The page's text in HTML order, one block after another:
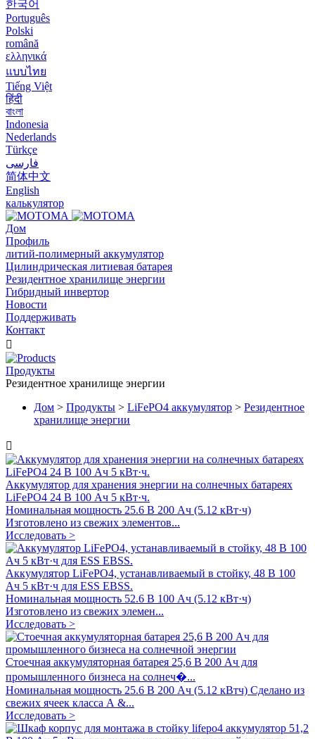
한국어
Português
Polski
română
ελληνικά
แบบไทย
Tiếng Việt
हिंदी
বাংলা
Indonesia
Nederlands
Türkçe
فارسی
简体中文
English
калькулятор
Дом
Профиль
литий-полимерный аккумулятор
Цилиндрическая литиевая батарея
Резидентное хранилище энергии
Гибридный инвертор
Новости
Поддерживать
Контакт

Продукты
Резидентное хранилище энергии
Дом > Продукты > LiFePO4 аккумулятор > Резидентное
хранилище энергии

Аккумулятор для хранения энергии на солнечных батареях
LiFePO4 24 В 100 Ач 5 кВт·ч.
Номинальная мощность 25.6 В 200 Ач (5.12 кВт·ч)
Изготовлено из свежих элементов...
Исследовать >
Аккумулятор LiFePO4, устанавливаемый в стойку, 48 В 100
Ач 5 кВт·ч для ESS EBSS.
Номинальная мощность 52.6 В 100 Ач (5.12 кВт·ч)
Изготовлено из свежих элемен...
Исследовать >
Стоечная аккумуляторная батарея 25,6 В 200 Ач для
промышленного бизнеса на солнеч�...
Номинальная мощность 25.6 В 200 Ач (5.12 кВтч) Сделано из
свежих ячеек класса А &...
Исследовать >